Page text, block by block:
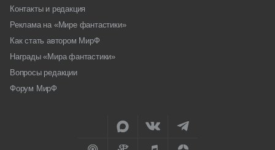
Контакты и редакция
Реклама на «Мире фантастики»
Как стать автором МирФ
Награды «Мира фантастики»
Вопросы редакции
Форум МирФ